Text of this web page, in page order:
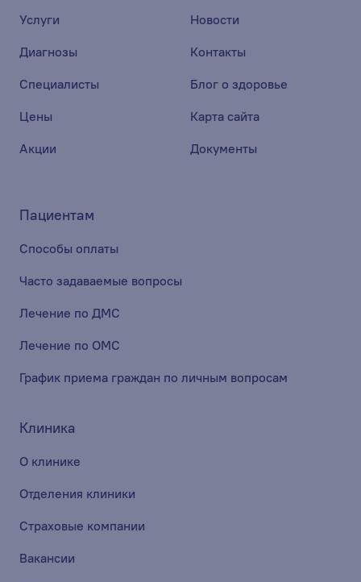
Услуги
Диагнозы
Специалисты
Цены
Акции
Новости
Контакты
Блог о здоровье
Карта сайта
Документы
Пациентам
Способы оплаты
Часто задаваемые вопросы
Лечение по ДМС
Лечение по ОМС
График приема граждан по личным вопросам
Клиника
О клинике
Отделения клиники
Страховые компании
Вакансии